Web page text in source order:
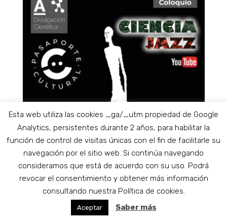
Esta web utiliza las cookies _ga/_utm propiedad de Google
Analytics, persistentes durante 2 años, para habilitar la
función de control de visitas únicas con el fin de facilitarle su
navegación por el sitio web. Si continúa navegando
consideramos que está de acuerdo con su uso. Podrá
revocar el consentimiento y obtener más información
consultando nuestra Política de cookies.
Aceptar Saber más